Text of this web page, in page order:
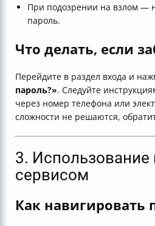
При подозрении на взлом —
пароль.
Что делать, если
Перейдите в раздел входа и
пароль?». Следуйте
через номер телефона или
сложности не решаются,
3. Использование
сервисом
Как навигировать